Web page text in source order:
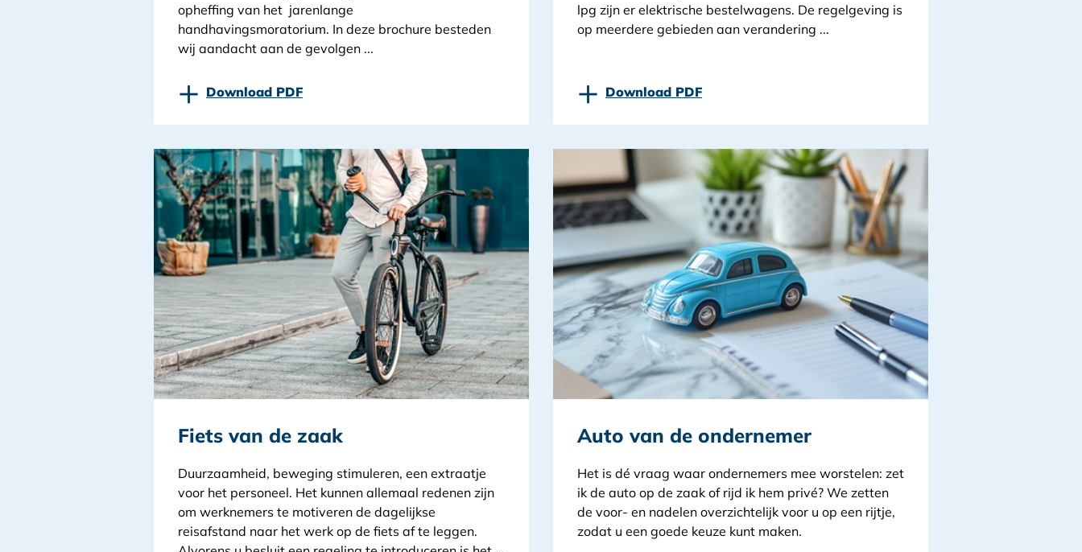
opheffing van het jarenlange
handhavingsmoratorium. In deze brochure besteden
wij aandacht aan de gevolgen ...
lpg zijn er elektrische bestelwagens. De regelgeving is
op meerdere gebieden aan verandering ...
Fiets van de zaak
Duurzaamheid, beweging stimuleren, een extraatje
voor het personeel. Het kunnen allemaal redenen zijn
om werknemers te motiveren de dagelijkse
reisafstand naar het werk op de fiets af te leggen.
Auto van de ondernemer
Het is dé vraag waar ondernemers mee worstelen: zet
ik de auto op de zaak of rijd ik hem privé? We zetten
de voor- en nadelen overzichtelijk voor u op een rijtje,
zodat u een goede keuze kunt maken.